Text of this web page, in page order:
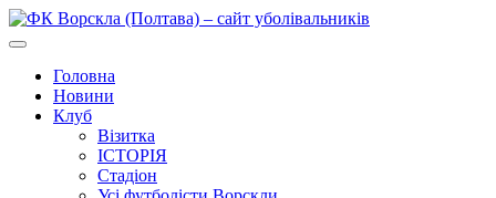
Головна
Новини
Клуб
Візитка
ІСТОРІЯ
Стадіон